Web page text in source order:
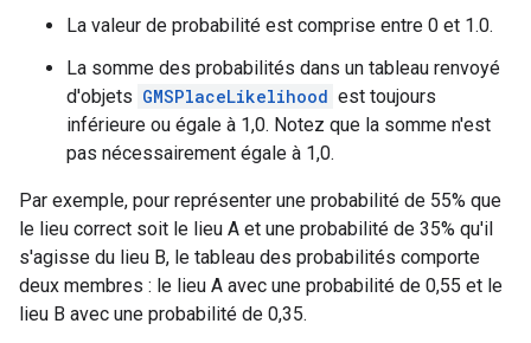
La valeur de probabilité est comprise entre 0 et 1.0.
La somme des probabilités dans un tableau renvoyé
d'objets GMSPlaceLikelihood est toujours
inférieure ou égale à 1,0. Notez que la somme n'est
pas nécessairement égale à 1,0.
Par exemple, pour représenter une probabilité de 55% que
le lieu correct soit le lieu A et une probabilité de 35% qu'il
s'agisse du lieu B, le tableau des probabilités comporte
deux membres : le lieu A avec une probabilité de 0,55 et le
lieu B avec une probabilité de 0,35.